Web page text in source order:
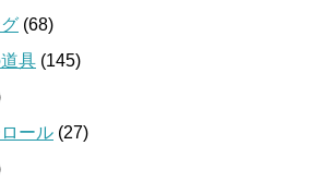
(68)
具 (145)
ール (27)